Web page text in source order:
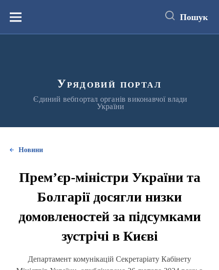
вмістуМеню Пошук
Урядовий портал
Єдиний вебпортал органів виконавчої влади
України
Новини
Прем’єр-міністри України та
Болгарії досягли низки
домовленостей за підсумками
зустрічі в Києві
Департамент комунікацій Секретаріату Кабінету